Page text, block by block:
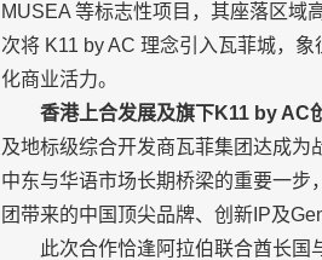
MUSEA 等标志性项目，其座落区域
次将 K11 by AC 理念引入瓦菲城，
化商业活力。
香港上合发展及旗下K11 by AC
及地标级综合开发商瓦菲集团达成
中东与华语市场长期桥梁的重要一
团带来的中国顶尖品牌、创新IP及
此次合作恰逢阿拉伯联合酋长